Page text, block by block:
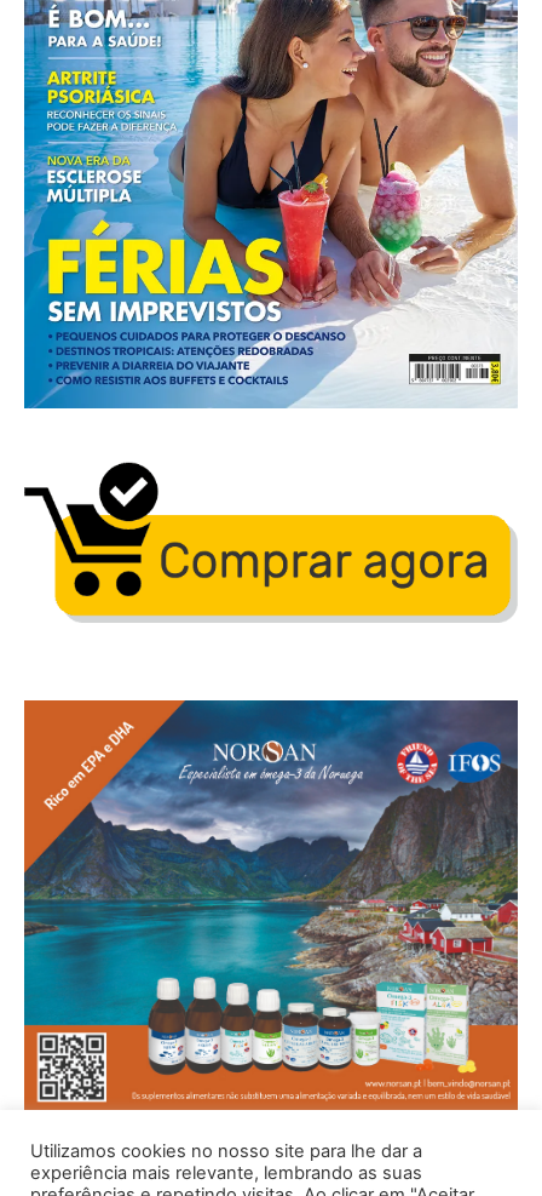
Utilizamos cookies no nosso site para lhe dar a
experiência mais relevante, lembrando as suas